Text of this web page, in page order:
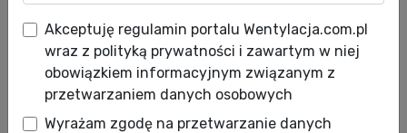
Oleje Next Lubricants dla
amoniaku i czynników HFO
Data publikacji: 30.06.2021
Akceptuję regulamin portalu Wentylacja.com.pl
wraz z polityką prywatności i zawartym w niej
obowiązkiem informacyjnym związanym z
przetwarzaniem danych osobowych
Wyrażam zgodę na przetwarzanie danych